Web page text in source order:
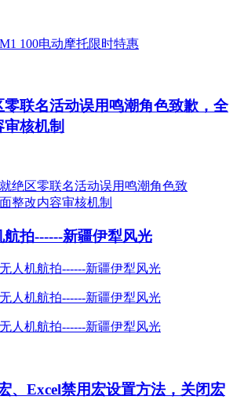
零联名活动误用鸣潮角色致歉，全
核机制
拍------新疆伊犁风光
、Excel禁用宏设置方法，关闭宏